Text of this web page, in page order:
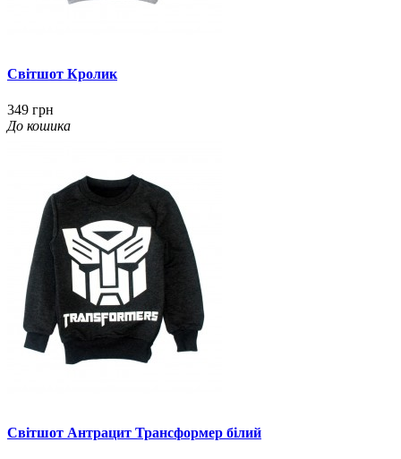
Світшот Кролик
349 грн
До кошика
Світшот Антрацит Трансформер білий